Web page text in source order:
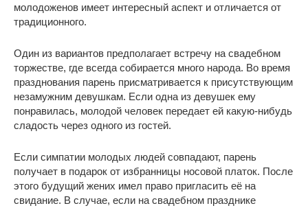
молодоженов имеет интересный аспект и отличается от
традиционного.
Один из вариантов предполагает встречу на свадебном
торжестве, где всегда собирается много народа. Во время
празднования парень присматривается к присутствующим
незамужним девушкам. Если одна из девушек ему
понравилась, молодой человек передает ей какую-нибудь
сладость через одного из гостей.
Если симпатии молодых людей совпадают, парень
получает в подарок от избранницы носовой платок. После
этого будущий жених имел право пригласить её на
свидание. В случае, если на свадебном празднике